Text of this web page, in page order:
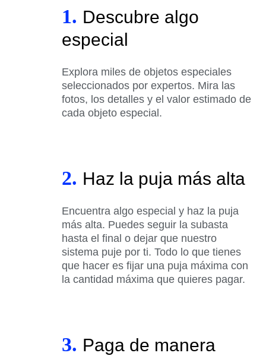
1. Descubre algo
especial
Explora miles de objetos especiales
seleccionados por expertos. Mira las
fotos, los detalles y el valor estimado de
cada objeto especial.
2. Haz la puja más alta
Encuentra algo especial y haz la puja
más alta. Puedes seguir la subasta
hasta el final o dejar que nuestro
sistema puje por ti. Todo lo que tienes
que hacer es fijar una puja máxima con
la cantidad máxima que quieres pagar.
3. Paga de manera